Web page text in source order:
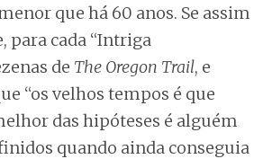
que há 60 anos. Se assim
para cada “Intriga
de The Oregon Trail, e
“os velhos tempos é que
das hipóteses é alguém
quando ainda conseguia